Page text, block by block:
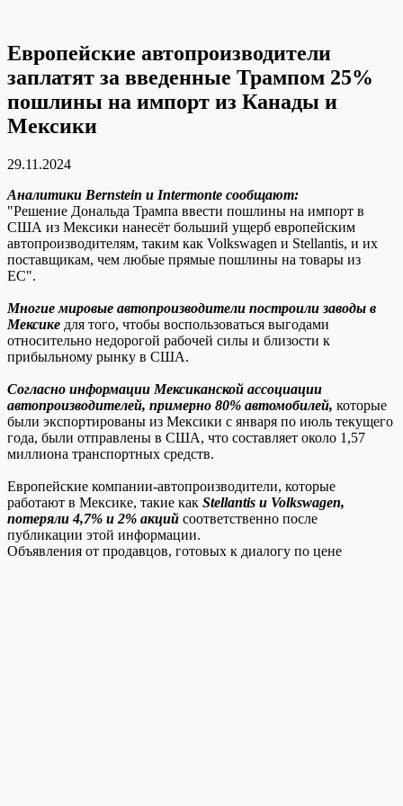
Европейские автопроизводители
заплатят за введенные Трампом 25%
пошлины на импорт из Канады и
Мексики
29.11.2024
Аналитики Bernstein и Intermonte сообщают:
"Решение Дональда Трампа ввести пошлины на импорт в
США из Мексики нанесёт больший ущерб европейским
автопроизводителям, таким как Volkswagen и Stellantis, и их
поставщикам, чем любые прямые пошлины на товары из
ЕС".
Многие мировые автопроизводители построили заводы в
Мексике для того, чтобы воспользоваться выгодами
относительно недорогой рабочей силы и близости к
прибыльному рынку в США.
Согласно информации Мексиканской ассоциации
автопроизводителей, примерно 80% автомобилей, которые
были экспортированы из Мексики с января по июль текущего
года, были отправлены в США, что составляет около 1,57
миллиона транспортных средств.
Европейские компании-автопроизводители, которые
работают в Мексике, такие как Stellantis и Volkswagen,
потеряли 4,7% и 2% акций соответственно после
публикации этой информации.
Объявления от продавцов, готовых к диалогу по цене